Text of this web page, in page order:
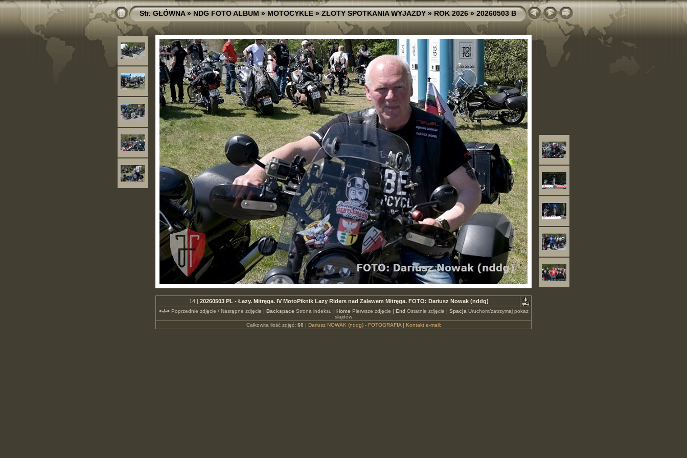
Str. GŁÓWNA»NDG FOTO ALBUM»MOTOCYKLE»ZLOTY SPOTKANIA WYJAZDY»ROK 2026»20260503 B
14 | 20260503 PL - Łazy. Mitręga. IV MotoPiknik Lazy Riders nad Zalewem Mitręga. FOTO: Dariusz Nowak (nddg)
<-/->Poprzednie zdjęcie / Następne zdjęcie | Backspace Strona indeksu | Home Pierwsze zdjęcie | EndOstatnie zdjęcie | Spacja Uruchom/zatrzymaj pokaz
slajdów
Całkowita ilość zdjęć: 60 | Dariusz NOWAK (nddg) - FOTOGRAFIA| Kontakt e-mail: